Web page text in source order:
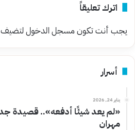
اترك تعليقاً
يجب أنت تكونمسجل الدخوللتضيف
أسرار
يناير 24, 2026
«لم يعد شيئًا أدفعه».. قصيدة
مهران